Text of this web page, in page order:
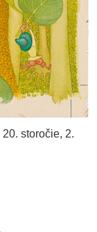
20. storočie, 2.